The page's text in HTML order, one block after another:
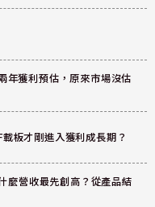
年獲利預估，原來市場沒估
板才剛進入獲利成長期？
麼營收最先創高？從產品結